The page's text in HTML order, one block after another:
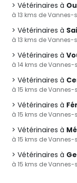
Vétérinaires à
à 13 kms de
Vétérinaires à
à 13 kms de
Vétérinaires à
à 14 kms de
Vétérinaires à
à 15 kms de
Vétérinaires à
à 15 kms de
Vétérinaires à
à 15 kms de
Vétérinaires à
à 15 kms de